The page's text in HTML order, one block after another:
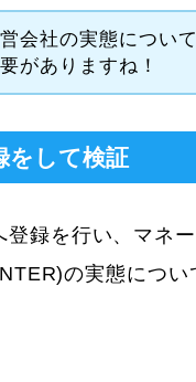
会社の実態につい
がありますね！
をして検証
登録を行い、マネ
の実態につい